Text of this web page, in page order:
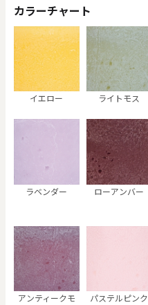
お買い物ガイド 企業情報
カラーチャート
イエロー ライトモス
ラベンダー ローアンバー
アンティークモ
パステルピンク